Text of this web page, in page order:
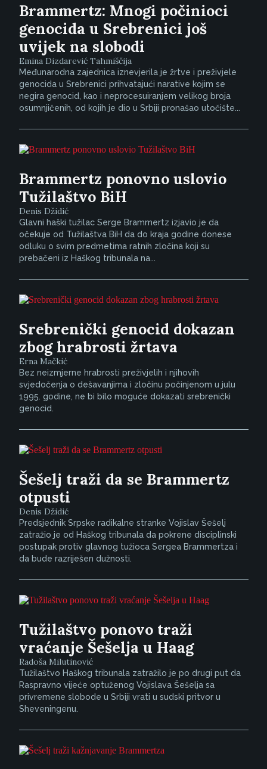
Brammertz: Mnogi počinioci
genocida u Srebrenici još
uvijek na slobodi
Emina Dizdarević Tahmiščija
Međunarodna zajednica iznevjerila je žrtve i preživjele
genocida u Srebrenici prihvatajući narative kojim se
negira genocid, kao i neprocesuiranjem velikog broja
osumnjičenih, od kojih je dio u Srbiji pronašao utočište...
Brammertz ponovno uslovio
Tužilaštvo BiH
Denis Džidić
Glavni haški tužilac Serge Brammertz izjavio je da
očekuje od Tužilaštva BiH da do kraja godine donese
odluku o svim predmetima ratnih zločina koji su
prebačeni iz Haškog tribunala na...
Srebrenički genocid dokazan
zbog hrabrosti žrtava
Erna Mačkić
Bez neizmjerne hrabrosti preživjelih i njihovih
svjedočenja o dešavanjima i zločinu počinjenom u julu
1995. godine, ne bi bilo moguće dokazati srebrenički
genocid.
Šešelj traži da se Brammertz
otpusti
Denis Džidić
Predsjednik Srpske radikalne stranke Vojislav Šešelj
zatražio je od Haškog tribunala da pokrene disciplinski
postupak protiv glavnog tužioca Sergea Brammertza i
da bude razriješen dužnosti.
Tužilaštvo ponovo traži
vraćanje Šešelja u Haag
Radoša Milutinović
Tužilaštvo Haškog tribunala zatražilo je po drugi put da
Raspravno vijeće optuženog Vojislava Šešelja sa
privremene slobode u Srbiji vrati u sudski pritvor u
Sheveningenu.